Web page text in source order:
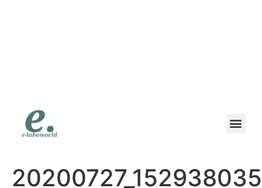
ます
20200727_152938035